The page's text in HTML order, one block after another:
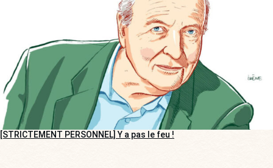
[STRICTEMENT PERSONNEL] Y a pas le feu !